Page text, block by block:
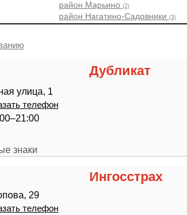
район Марьино (2)
район Нагатино-Садовники (3)
Дубликат
улица, 1
телефон
знаки
Ингoccтpax
29
телефон